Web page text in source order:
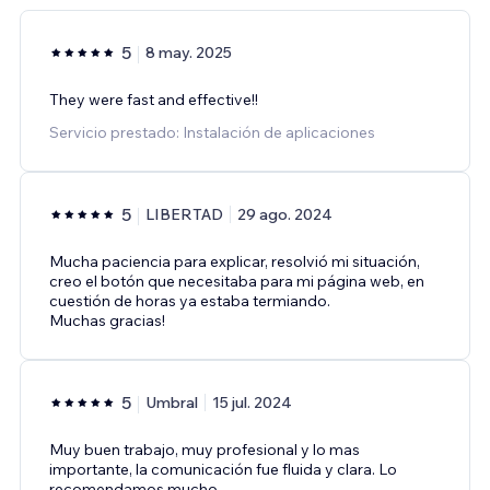
5 8 may. 2025
They were fast and effective!!
Servicio prestado: Instalación de aplicaciones
5 LIBERTAD 29 ago. 2024
Mucha paciencia para explicar, resolvió mi situación,
creo el botón que necesitaba para mi página web, en
cuestión de horas ya estaba termiando.
Muchas gracias!
5 Umbral 15 jul. 2024
Muy buen trabajo, muy profesional y lo mas
importante, la comunicación fue fluida y clara. Lo